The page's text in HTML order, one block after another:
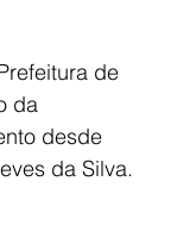
de
da
desde
da Silva.